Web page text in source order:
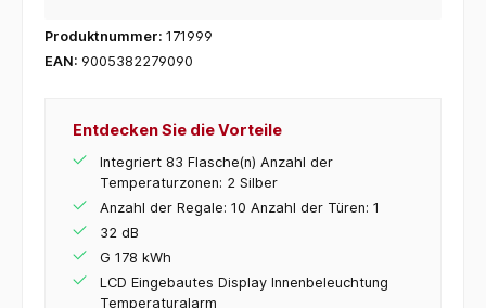
Produktnummer: 171999
EAN: 9005382279090
Entdecken Sie die Vorteile
Integriert 83 Flasche(n) Anzahl der
Temperaturzonen: 2 Silber
Anzahl der Regale: 10 Anzahl der Türen: 1
32 dB
G 178 kWh
LCD Eingebautes Display Innenbeleuchtung
Temperaturalarm